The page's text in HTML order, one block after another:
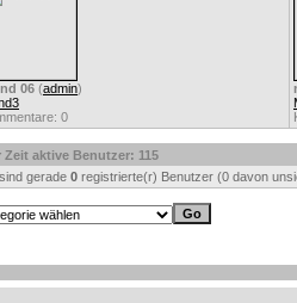
06 (admin)
0
Zeit aktive Benutzer: 115
gerade 0 registrierte(r) Benutzer (0 davon